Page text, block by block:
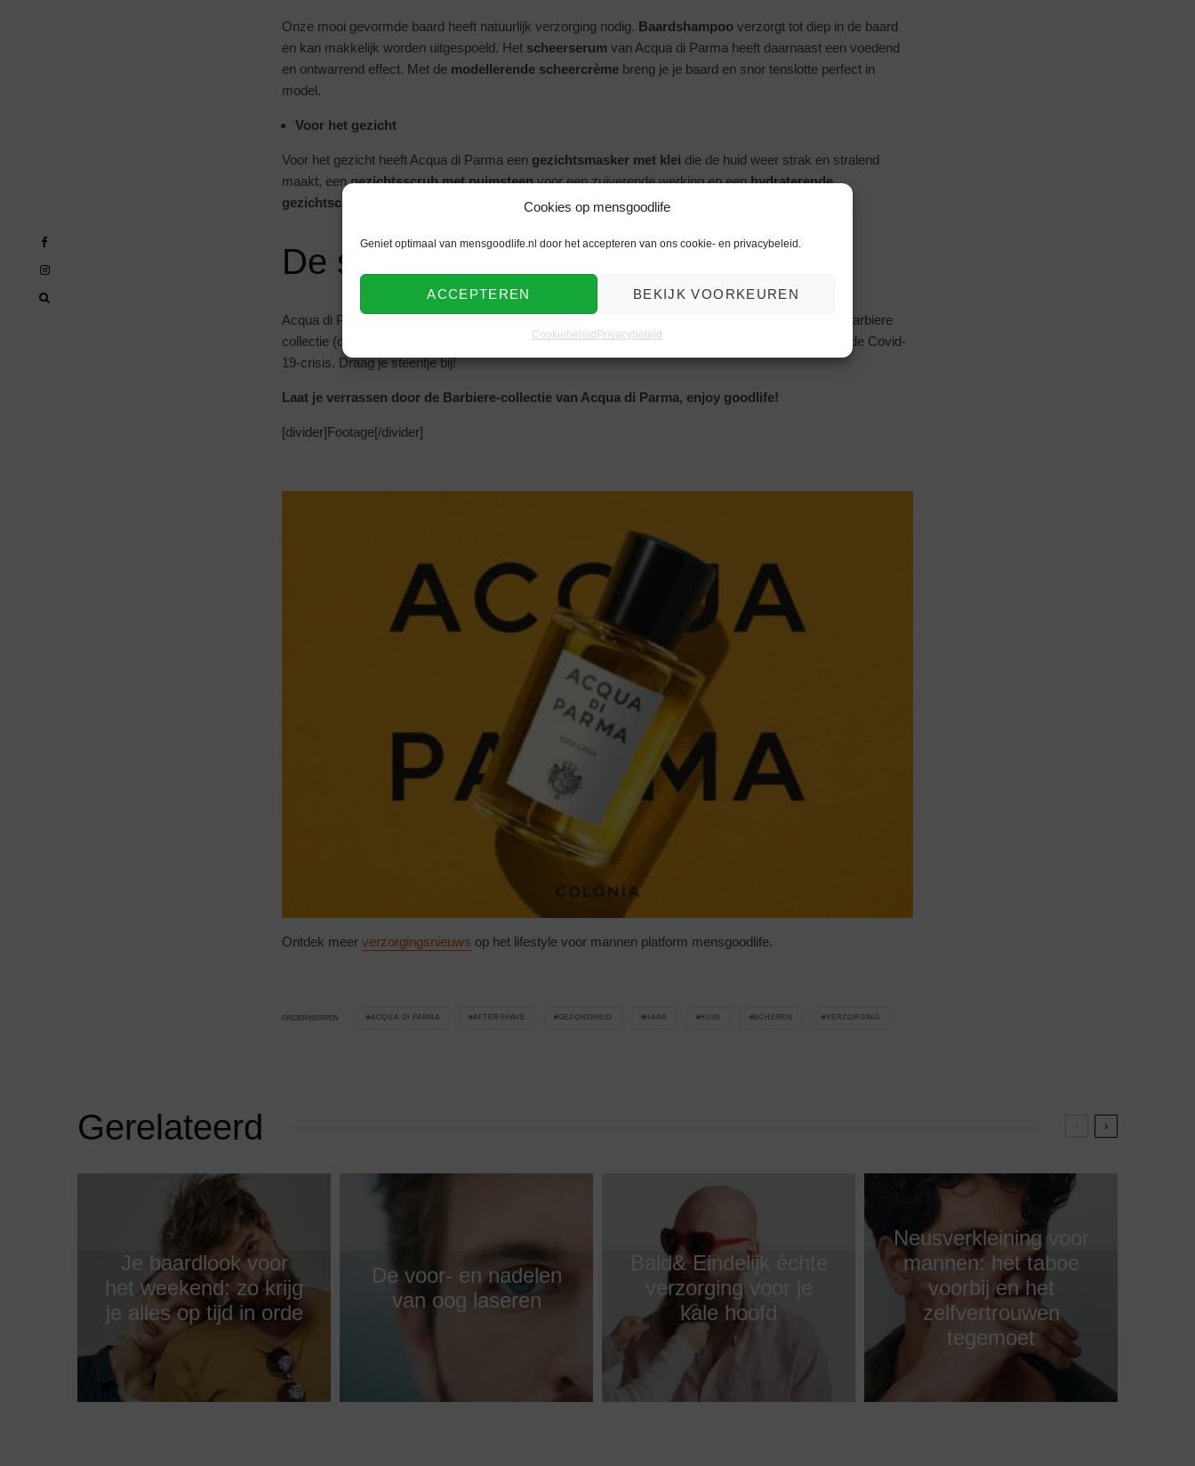
Cookies op mensgoodlife
Geniet optimaal van mensgoodlife.nl door het accepteren van ons cookie- en privacybeleid.
ACCEPTEREN BEKIJK VOORKEUREN
Cookiebeleid Privacybeleid
Onze mooi gevormde baard heeft natuurlijk verzorging nodig. Baardshampoo verzorgt tot diep in de baard
en kan makkelijk worden uitgespoeld. Het scheerserum van Acqua di Parma heeft daarnaast een voedend
en ontwarrend effect. Met de modellerende scheercrème breng je je baard en snor tenslotte perfect in
model.
Voor het gezicht
Voor het gezicht heeft Acqua di Parma een gezichtsmasker met klei die de huid weer strak en stralend
maakt, eengezichtsscrub met puimsteenvoor een zuiverende werking en eenhydraterende
gezichtscrème en oogcrème
De strijd tegen Corona
Acqua di Parma lanceert sinds 1 april de #stayhome campagne waarbij de opbrengst van o.a. de Barbiere
collectie (online verkoop) integraal gebruikt wordt voor instanties die zich inzetten in de strijd tegen de Covid-
19-crisis. Draag je steentje bij!
Laat je verrassen door de Barbiere-collectie van Acqua di Parma, enjoy goodlife!
[divider]Footage[/divider]
Ontdek meer verzorgingsnieuws op het lifestyle voor mannen platform mensgoodlife.
ONDERWERPEN ACQUA DI PARMA AFTERSHAVE GEZONDHEID HAAR HUID SCHEREN VERZORGING
Gerelateerd
Je baardlook voor
het weekend: zo krijg
je alles op tijd in orde
De voor- en nadelen
van oog laseren
Bald& Eindelijk échte
verzorging voor je
kale hoofd
Neusverkleining voor
mannen: het taboe
voorbij en het
zelfvertrouwen
tegemoet